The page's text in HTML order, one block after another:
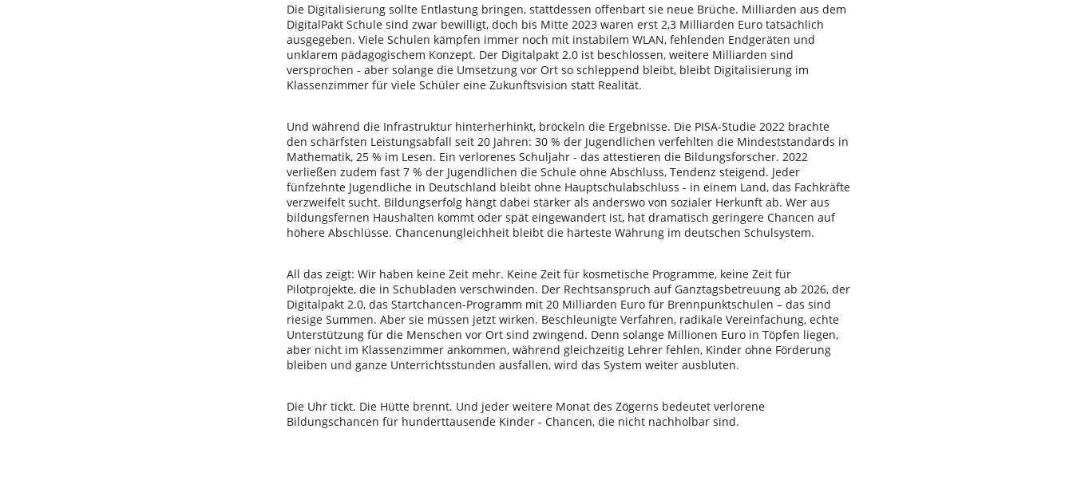
Die Digitalisierung sollte Entlastung bringen, stattdessen offenbart sie neue Brüche. Milliarden aus dem
DigitalPakt Schule sind zwar bewilligt, doch bis Mitte 2023 waren erst 2,3 Milliarden Euro tatsächlich
ausgegeben. Viele Schulen kämpfen immer noch mit instabilem WLAN, fehlenden Endgeräten und
unklarem pädagogischem Konzept. Der Digitalpakt 2.0 ist beschlossen, weitere Milliarden sind
versprochen - aber solange die Umsetzung vor Ort so schleppend bleibt, bleibt Digitalisierung im
Klassenzimmer für viele Schüler eine Zukunftsvision statt Realität.
Und während die Infrastruktur hinterherhinkt, bröckeln die Ergebnisse. Die PISA-Studie 2022 brachte
den schärfsten Leistungsabfall seit 20 Jahren: 30 % der Jugendlichen verfehlten die Mindeststandards in
Mathematik, 25 % im Lesen. Ein verlorenes Schuljahr - das attestieren die Bildungsforscher. 2022
verließen zudem fast 7 % der Jugendlichen die Schule ohne Abschluss, Tendenz steigend. Jeder
fünfzehnte Jugendliche in Deutschland bleibt ohne Hauptschulabschluss - in einem Land, das Fachkräfte
verzweifelt sucht. Bildungserfolg hängt dabei stärker als anderswo von sozialer Herkunft ab. Wer aus
bildungsfernen Haushalten kommt oder spät eingewandert ist, hat dramatisch geringere Chancen auf
höhere Abschlüsse. Chancenungleichheit bleibt die härteste Währung im deutschen Schulsystem.
All das zeigt: Wir haben keine Zeit mehr. Keine Zeit für kosmetische Programme, keine Zeit für
Pilotprojekte, die in Schubladen verschwinden. Der Rechtsanspruch auf Ganztagsbetreuung ab 2026, der
Digitalpakt 2.0, das Startchancen-Programm mit 20 Milliarden Euro für Brennpunktschulen – das sind
riesige Summen. Aber sie müssen jetzt wirken. Beschleunigte Verfahren, radikale Vereinfachung, echte
Unterstützung für die Menschen vor Ort sind zwingend. Denn solange Millionen Euro in Töpfen liegen,
aber nicht im Klassenzimmer ankommen, während gleichzeitig Lehrer fehlen, Kinder ohne Förderung
bleiben und ganze Unterrichtsstunden ausfallen, wird das System weiter ausbluten.
Die Uhr tickt. Die Hütte brennt. Und jeder weitere Monat des Zögerns bedeutet verlorene
Bildungschancen für hunderttausende Kinder - Chancen, die nicht nachholbar sind.